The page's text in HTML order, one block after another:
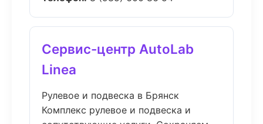
Сервис-центр AutoLab
Linea
Рулевое и подвеска в Брянск
Комплекс рулевое и подвеска и